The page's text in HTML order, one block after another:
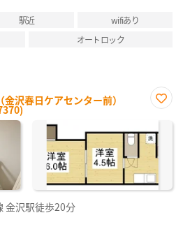
駅近
wifiあり
オートロック
沢春日ケアセンター前）
に入
り登
録
金沢駅徒歩20分